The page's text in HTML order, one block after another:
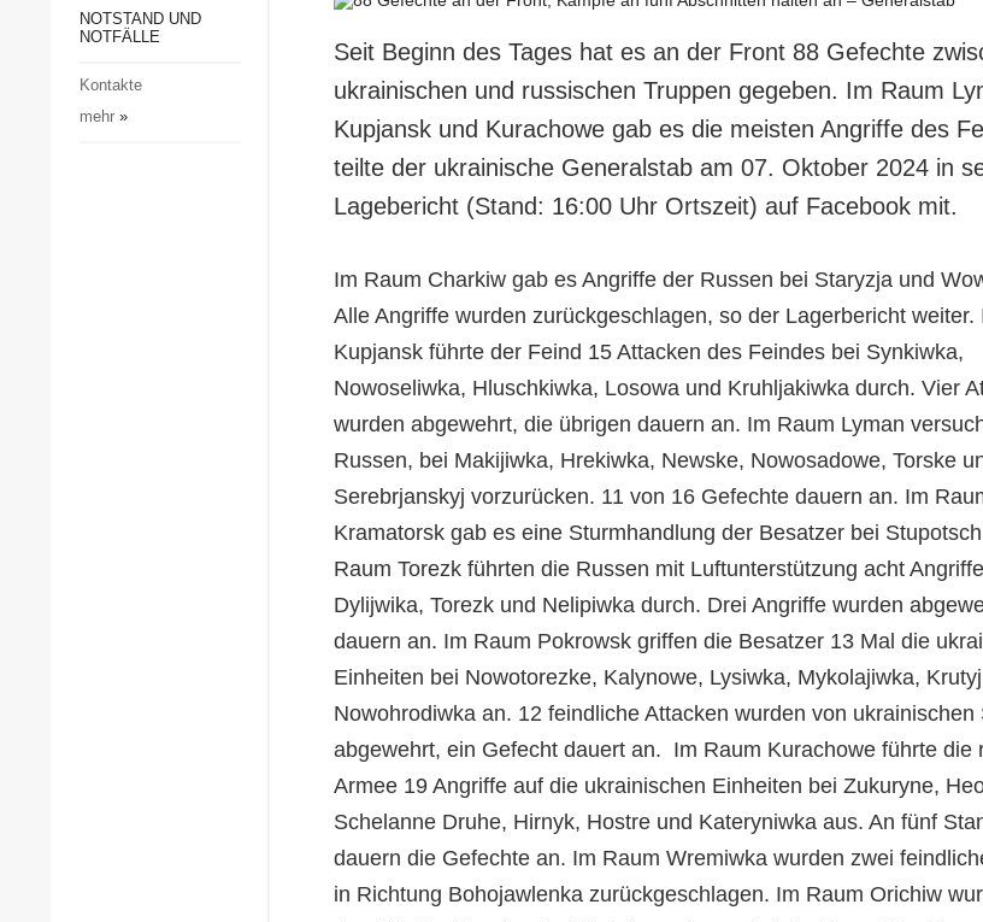
Gesellschaft und Kultur
Notstand und Notfälle
NOTSTAND UND
NOTFÄLLE
Kontakte
mehr»
Seit Beginn des Tages hat es an der Front 88 Gefechte
ukrainischen und russischen Truppen gegeben. Im Raum
Kupjansk und Kurachowe gab es die meisten Angriffe des
teilte der ukrainische Generalstab am 07. Oktober 2024 in
Lagebericht (Stand: 16:00 Uhr Ortszeit) auf Facebook mit.
Im Raum Charkiw gab es Angriffe der Russen bei Staryzja und
Alle Angriffe wurden zurückgeschlagen, so der Lagerbericht weiter.
Kupjansk führte der Feind 15 Attacken des Feindes bei Synkiwka,
Nowoseliwka, Hluschkiwka, Losowa und Kruhljakiwka durch. Vier
wurden abgewehrt, die übrigen dauern an. Im Raum Lyman
Russen, bei Makijiwka, Hrekiwka, Newske, Nowosadowe, Torske
Serebrjanskyj vorzurücken. 11 von 16 Gefechte dauern an. Im
Kramatorsk gab es eine Sturmhandlung der Besatzer bei
Raum Torezk führten die Russen mit Luftunterstützung acht
Dylijwika, Torezk und Nelipiwka durch. Drei Angriffe wurden
dauern an. Im Raum Pokrowsk griffen die Besatzer 13 Mal die
Einheiten bei Nowotorezke, Kalynowe, Lysiwka, Mykolajiwka,
Nowohrodiwka an. 12 feindliche Attacken wurden von ukrainischen
abgewehrt, ein Gefecht dauert an. Im Raum Kurachowe führte die
Armee 19 Angriffe auf die ukrainischen Einheiten bei Zukuryne,
Schelanne Druhe, Hirnyk, Hostre und Kateryniwka aus. An fünf
dauern die Gefechte an. Im Raum Wremiwka wurden zwei
in Richtung Bohojawlenka zurückgeschlagen. Im Raum Orichiw